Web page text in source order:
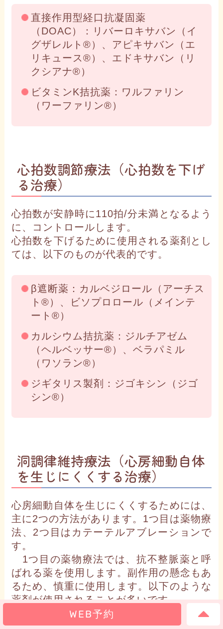
直接作用型経口抗凝固薬
（DOAC）：リバーロキサバン（イ
グザレルト®）、アピキサバン（エ
リキュース®）、エドキサバン（リ
クシアナ®）
ビタミンK拮抗薬：ワルファリン
（ワーファリン®）
心拍数調節療法（心拍数を下げ
る治療）
心拍数が安静時に110拍/分未満となるよう
に、コントロールします。
心拍数を下げるために使用される薬剤とし
ては、以下のものが代表的です。
β遮断薬：カルベジロール（アーチス
ト®）、ビソプロロール（メインテ
ート®）
カルシウム拮抗薬：ジルチアゼム
（ヘルベッサー®）、ベラパミル
（ワソラン®）
ジギタリス製剤：ジゴキシン（ジゴ
シン®）
洞調律維持療法（心房細動自体
を生じにくくする治療）
心房細動自体を生じにくくするためには、
主に2つの方法があります。1つ目は薬物療
法、2つ目はカテーテルアブレーションで
す。
1つ目の薬物療法では、抗不整脈薬と呼
ばれる薬を使用します。副作用の懸念もあ
るため、慎重に使用します。以下のような
薬剤が使用されることが多いです。
WEB予約